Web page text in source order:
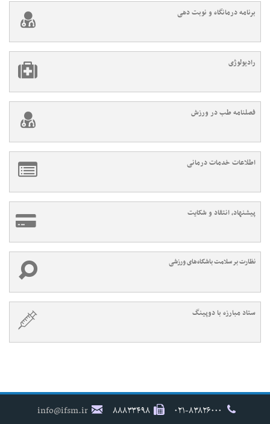
برنامه درمانگاه و نوبت دهی
رادیولوژی
فصلنامه طب در ورزش
اطلاعات خدمات درمانی
پیشنهاد، انتقاد و شکایت
نظارت بر سلامت باشگاه‌های ورزشی
ستاد مبارزه با دوپینگ
۸۸۸۳۳۴۹۸ info@ifsm.ir